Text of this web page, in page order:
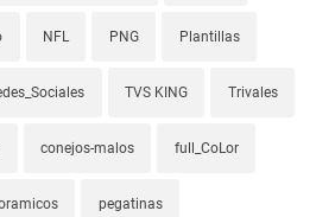
NFL PNG Plantillas
TVS KING Trivales
conejos-malos full_CoLor
pegatinas